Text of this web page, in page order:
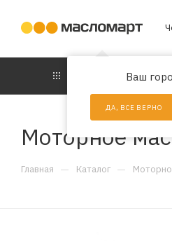
Ваш
ДА, ВСЕ ВЕРНО
Моторное
Главная — Каталог —